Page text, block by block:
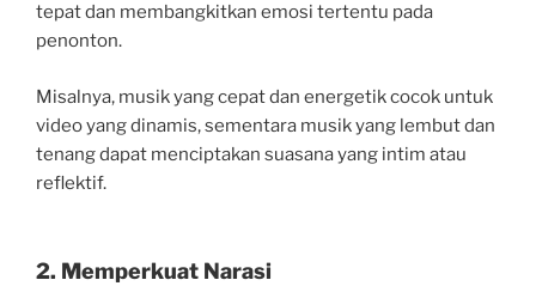
tepat dan membangkitkan emosi tertentu pada
penonton.
Misalnya, musik yang cepat dan energetik cocok untuk
video yang dinamis, sementara musik yang lembut dan
tenang dapat menciptakan suasana yang intim atau
reflektif.
2. Memperkuat Narasi